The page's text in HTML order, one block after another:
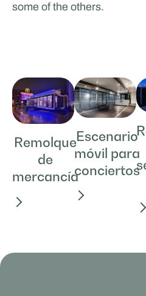
some of the others.
Remolque
de
mercancía
Escenario
móvil para
conciertos